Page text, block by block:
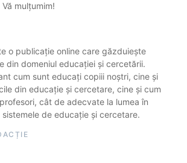
mulțumim!
o publicație online care găzduiește
din domeniul educației și cercetării.
cum sunt educați copiii noștri, cine și
din educație și cercetare, cine și cum
cât de adecvate la lumea în
de educație și cercetare.